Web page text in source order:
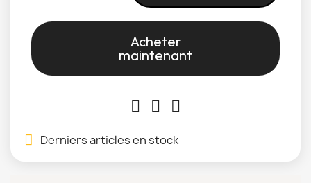
Acheter
maintenant
Derniers articles en stock